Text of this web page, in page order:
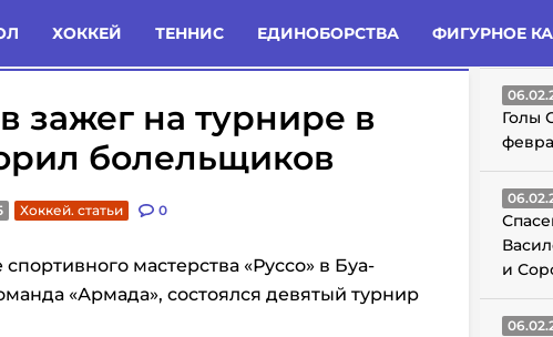
ХОККЕЙ ТЕННИС ЕДИНОБОРСТВА ФИГУРНОЕ
Статьи Комменты Новости
зажег на турнире в
болельщиков
Хоккей. статьи 0
мастерства «Руссо» в Буа-
«Армада», состоялся девятый турнир
Голы
и